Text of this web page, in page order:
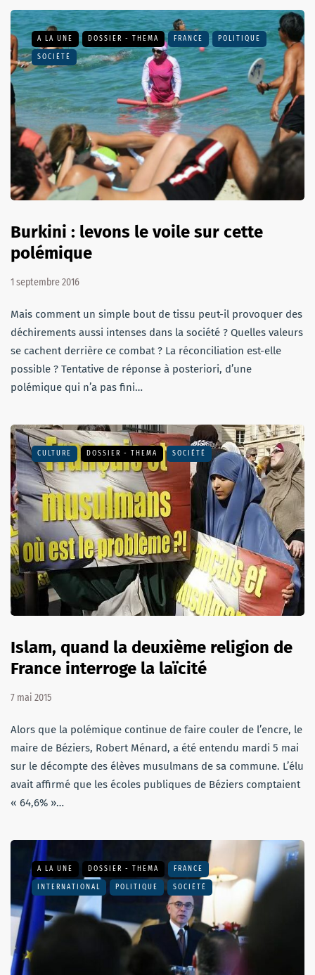
A LA UNE DOSSIER - THEMA FRANCE POLITIQUE
SOCIÉTÉ
Burkini : levons le voile sur cette
polémique
1 septembre 2016
Mais comment un simple bout de tissu peut-il provoquer des
déchirements aussi intenses dans la société ? Quelles valeurs
se cachent derrière ce combat ? La réconciliation est-elle
possible ? Tentative de réponse à posteriori, d’une
polémique qui n’a pas fini…
CULTURE DOSSIER - THEMA SOCIÉTÉ
Islam, quand la deuxième religion de
France interroge la laïcité
7 mai 2015
Alors que la polémique continue de faire couler de l’encre, le
maire de Béziers, Robert Ménard, a été entendu mardi 5 mai
sur le décompte des élèves musulmans de sa commune. L’élu
avait affirmé que les écoles publiques de Béziers comptaient
« 64,6% »…
A LA UNE DOSSIER - THEMA FRANCE
INTERNATIONAL POLITIQUE SOCIÉTÉ